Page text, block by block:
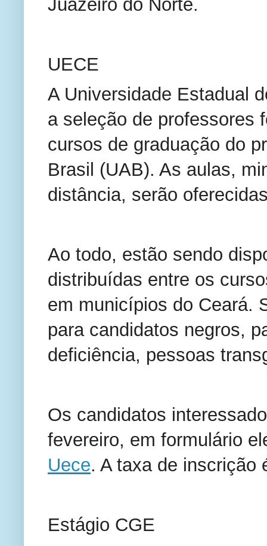
UECE
A Universidade Estadual
a seleção de professores
cursos de graduação do
Brasil (UAB). As aulas,
distância, serão
Ao todo, estão sendo
distribuídas entre os
em municípios do Ceará.
para candidatos negros,
deficiência, pessoas
Os candidatos
fevereiro, em formulário
Uece. A taxa de inscrição
Estágio CGE